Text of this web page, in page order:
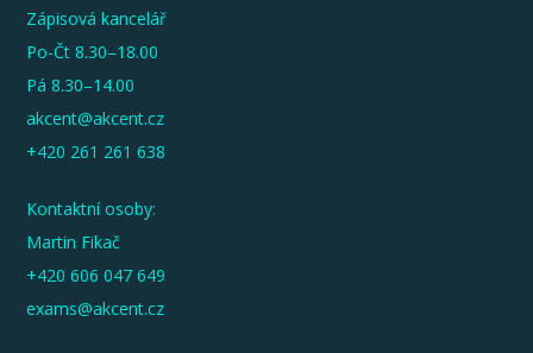
Zápisová kancelář
Po-Čt 8.30–18.00
Pá 8.30–14.00
akcent@akcent.cz
+420 261 261 638
Kontaktní osoby:
Martin Fikač
+420 606 047 649
exams@akcent.cz